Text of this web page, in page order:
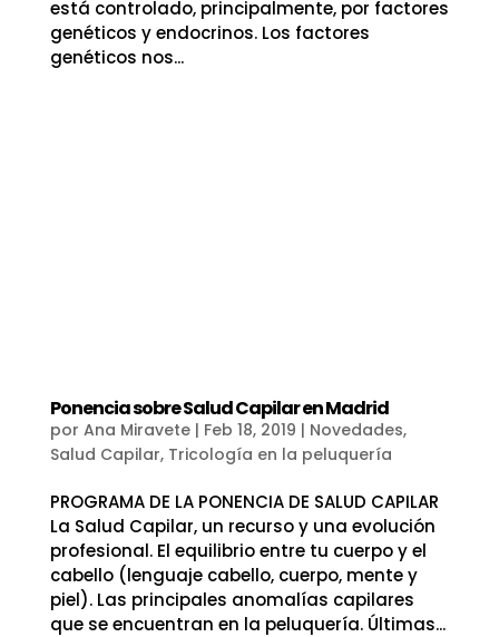
está controlado, principalmente, por factores
genéticos y endocrinos. Los factores
genéticos nos...
Ponencia sobre Salud Capilar en Madrid
por Ana Miravete| Feb 18, 2019 | Novedades,
Salud Capilar, Tricología en la peluquería
PROGRAMA DE LA PONENCIA DE SALUD CAPILAR
La Salud Capilar, un recurso y una evolución
profesional. El equilibrio entre tu cuerpo y el
cabello (lenguaje cabello, cuerpo, mente y
piel). Las principales anomalías capilares
que se encuentran en la peluquería. Últimas...